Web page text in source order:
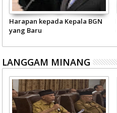
Harapan kepada Kepala BGN
yang Baru
LANGGAM MINANG